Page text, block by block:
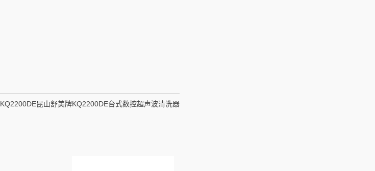
KQ2200DE昆山舒美牌KQ2200DE台式数控超声波清洗器